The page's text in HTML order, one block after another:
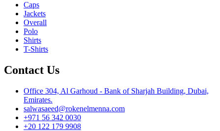
Caps
Jackets
Overall
Polo
Shirts
T-Shirts
Contact Us
Office 304, Al Garhoud - Bank of Sharjah Building, Dubai,
Emirates.
salwasaeed@rokenelmenna.com
+971 56 342 0030
+20 122 179 9908